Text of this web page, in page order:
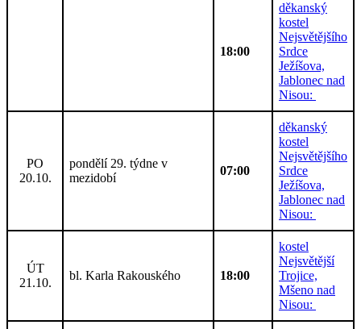
18:00
děkanský
kostel
Nejsvětějšího
Srdce
Ježíšova,
Jablonec nad
Nisou:
PO
20.10.
pondělí 29. týdne v
mezidobí
07:00
děkanský
kostel
Nejsvětějšího
Srdce
Ježíšova,
Jablonec nad
Nisou:
ÚT
21.10.
bl. Karla Rakouského 18:00
kostel
Nejsvětější
Trojice,
Mšeno nad
Nisou: